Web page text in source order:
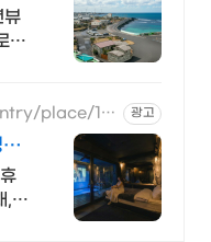
뷰
place/14
광고
,